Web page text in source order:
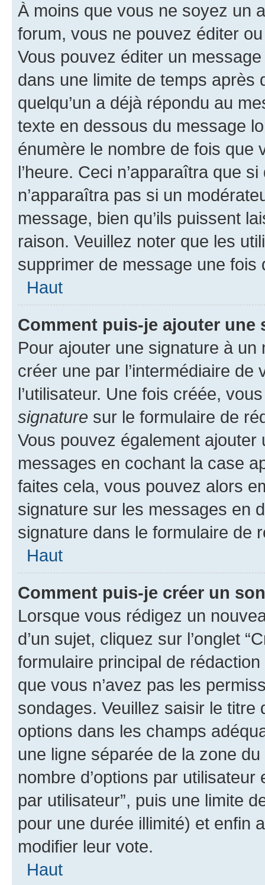
À moins que vous ne soyez un
forum, vous ne pouvez éditer
Vous pouvez éditer un
dans une limite de temps après
quelqu’un a déjà répondu au
texte en dessous du message
énumère le nombre de fois que
l’heure. Ceci n’apparaîtra que
n’apparaîtra pas si un
message, bien qu’ils puissent
raison. Veuillez noter que les
supprimer de message une fois
Haut
Comment puis-je ajouter une
Pour ajouter une signature à un
créer une par l’intermédiaire
l’utilisateur. Une fois créée,
signature sur le formulaire de
Vous pouvez également
messages en cochant la case
faites cela, vous pouvez alors
signature sur les messages en
signature dans le formulaire de
Haut
Comment puis-je créer un
Lorsque vous rédigez un
d’un sujet, cliquez sur l’onglet
formulaire principal de
que vous n’avez pas les
sondages. Veuillez saisir le
options dans les champs
une ligne séparée de la zone
nombre d’options par
par utilisateur”, puis une limite
pour une durée illimité) et enfin
modifier leur vote.
Haut